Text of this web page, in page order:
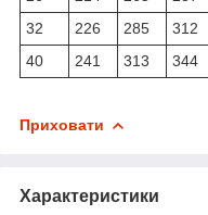
32
226 285 312
40
241 313 344
Приховати
Характеристики